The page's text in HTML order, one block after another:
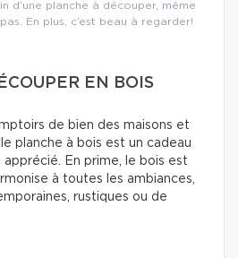
d’une planche à découper, même
En plus, c’est beau à regarder!
EN BOIS
de bien des maisons et
planche à bois est un cadeau
apprécié. En prime, le bois est
à toutes les ambiances,
rustiques ou de